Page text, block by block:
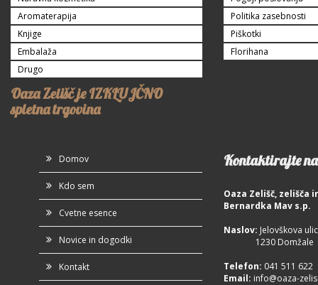
Aromaterapija
Knjige
Embalaža
Drugo
Oaza Zelišč je IZKLUJČNO
spletna trgovina
Politika zasebnosti
Piškotki
Florihana
Domov
Kdo sem
Cvetne esence
Novice in dogodki
Kontakt
Kontaktirajte
Oaza Zelišč, zelišča
Bernardka Mav s.p.
Naslov: Jelovškova
1230 Domžale
Telefon: 041 511 622
Email: info@oaza-